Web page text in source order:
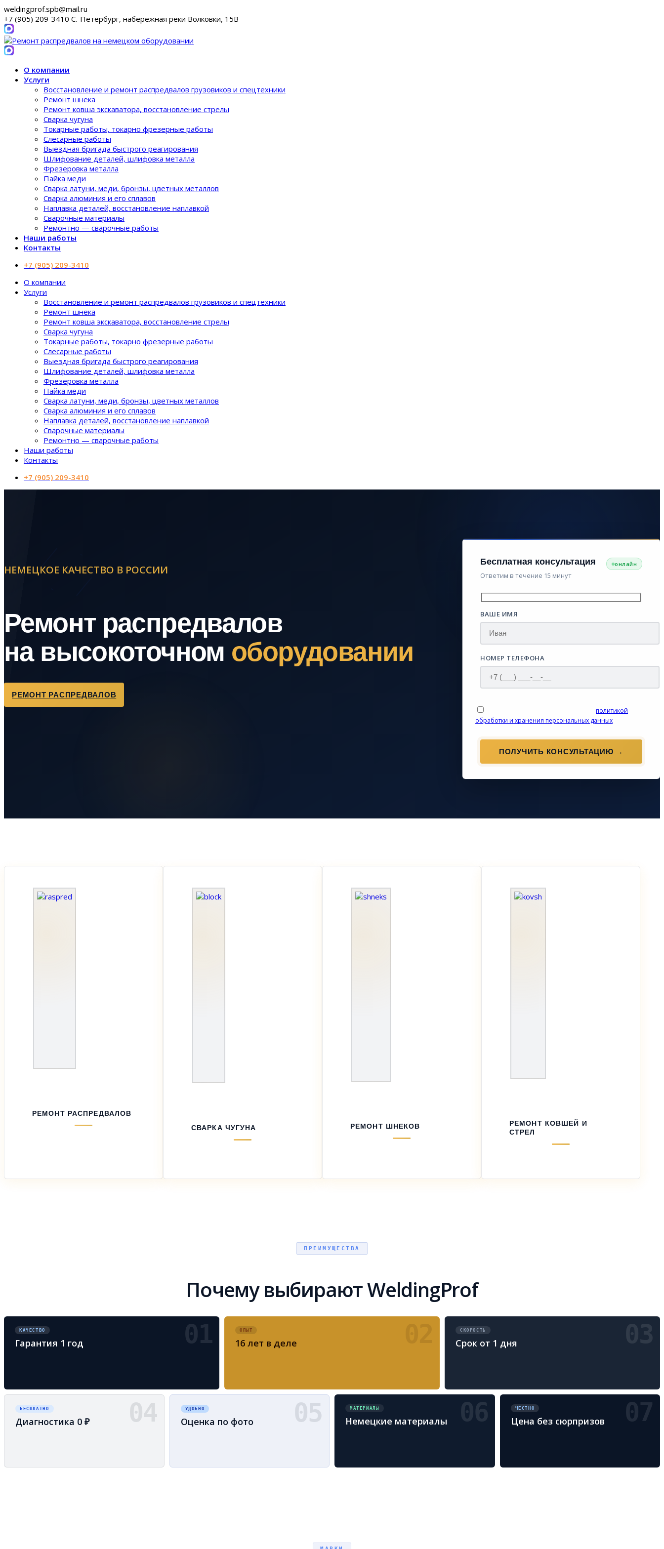
weldingprof.spb@mail.ru
+7 (905) 209-3410 С.-Петербург, набережная реки Волковки, 15В
О компании
Услуги
Восстановление и ремонт распредвалов грузовиков и спецтехники
Ремонт шнека
Ремонт ковша экскаватора, восстановление стрелы
Сварка чугуна
Токарные работы, токарно фрезерные работы
Слесарные работы
Выездная бригада быстрого реагирования
Шлифование деталей, шлифовка металла
Фрезеровка металла
Пайка меди
Сварка латуни, меди, бронзы, цветных металлов
Сварка алюминия и его сплавов
Наплавка деталей, восстановление наплавкой
Сварочные материалы
Ремонтно — сварочные работы
Наши работы
Контакты
+7 (905) 209-3410
О компании
Услуги
Восстановление и ремонт распредвалов грузовиков и спецтехники
Ремонт шнека
Ремонт ковша экскаватора, восстановление стрелы
Сварка чугуна
Токарные работы, токарно фрезерные работы
Слесарные работы
Выездная бригада быстрого реагирования
Шлифование деталей, шлифовка металла
Фрезеровка металла
Пайка меди
Сварка латуни, меди, бронзы, цветных металлов
Сварка алюминия и его сплавов
Наплавка деталей, восстановление наплавкой
Сварочные материалы
Ремонтно — сварочные работы
Наши работы
Контакты
+7 (905) 209-3410
НЕМЕЦКОЕ КАЧЕСТВО В РОССИИ
Ремонт распредвалов
на высокоточном оборудовании
РЕМОНТ РАСПРЕДВАЛОВ
Бесплатная консультация
Ответим в течение 15 минут
онлайн
ВАШЕ ИМЯ
НОМЕР ТЕЛЕФОНА
политикой
обработки и хранения персональных данных
РЕМОНТ РАСПРЕДВАЛОВ
СВАРКА ЧУГУНА
РЕМОНТ ШНЕКОВ
РЕМОНТ КОВШЕЙ И
СТРЕЛ
ПРЕИМУЩЕСТВА
Почему выбирают WeldingProf
КАЧЕСТВО
Гарантия 1 год
ОПЫТ
16 лет в деле
СКОРОСТЬ
Срок от 1 дня
04
БЕСПЛАТНО
Диагностика 0 ₽ 05
УДОБНО
Оценка по фото
МАТЕРИАЛЫ
Немецкие материалы 07
ЧЕСТНО
Цена без сюрпризов